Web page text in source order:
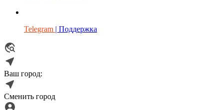
Telegram | Поддержка
Ваш город:
Сменить город